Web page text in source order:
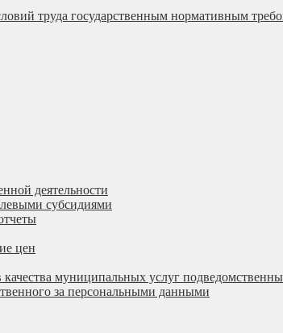
труда государственным нормативным
деятельности
субсидиями
цен
качества муниципальных услуг
за персональными данными